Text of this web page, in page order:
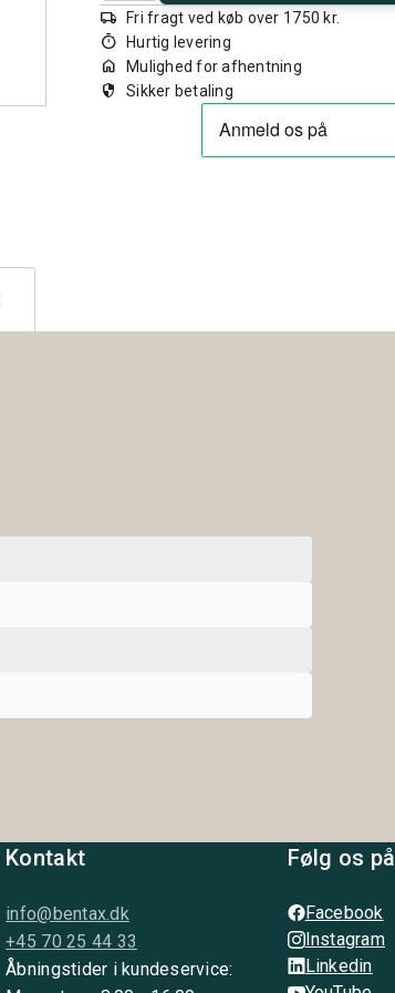
local_shipping Fri fragt ved køb over 1750 kr.
timer Hurtig levering
home Mulighed for afhentning
security Sikker betaling
Kontakt
info@bentax.dk
+45 70 25 44 33
Åbningstider i kundeservice:
Følg os på
Facebook
Instagram
Linkedin